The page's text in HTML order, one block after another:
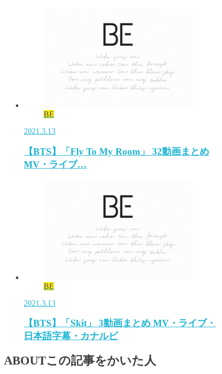
BE
2021.3.13
【BTS】「Fly To My Room」 32動画まとめ
MV・ライブ…
BE
2021.3.13
【BTS】「Skit」 3動画まとめ MV・ライブ・
日本語字幕・カナルビ
ABOUTこの記事をかいた人